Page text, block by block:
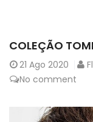
COLEÇÃO
21 Ago 2020
No comment